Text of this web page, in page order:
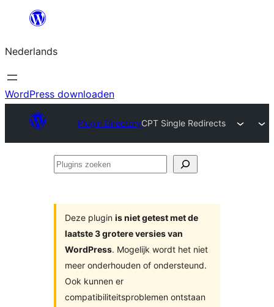
de
inhoud
Nederlands
WordPress downloaden
Plugin DirectoryCPT Single Redirects
Plugins
Deze plugin is niet getest met de
laatste 3 grotere versies van
WordPress. Mogelijk wordt het niet
meer onderhouden of ondersteund.
Ook kunnen er
compatibiliteitsproblemen ontstaan